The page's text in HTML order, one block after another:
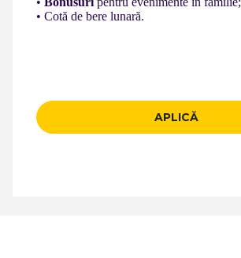
• Cotă de bere lunară.
APLICĂ